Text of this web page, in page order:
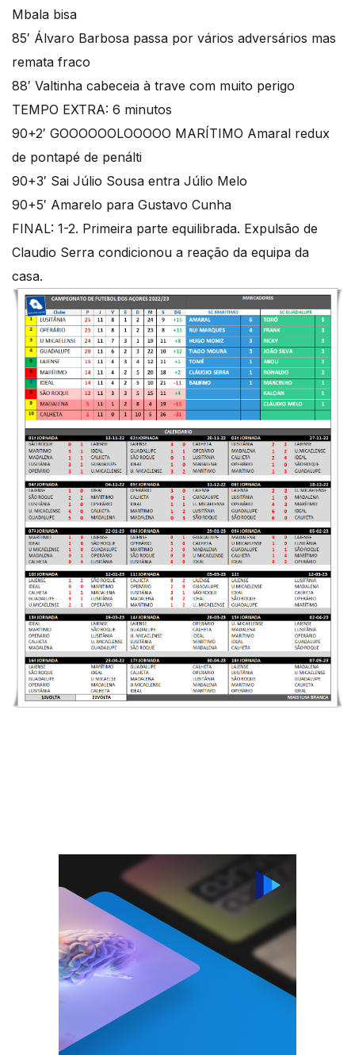
Mbala bisa
85′ Álvaro Barbosa passa por vários adversários mas
remata fraco
88′ Valtinha cabeceia à trave com muito perigo
TEMPO EXTRA: 6 minutos
90+2′ GOOOOOOLOOOOO MARÍTIMO Amaral redux
de pontapé de penálti
90+3′ Sai Júlio Sousa entra Júlio Melo
90+5′ Amarelo para Gustavo Cunha
FINAL: 1-2. Primeira parte equilibrada. Expulsão de
Claudio Serra condicionou a reação da equipa da
casa.